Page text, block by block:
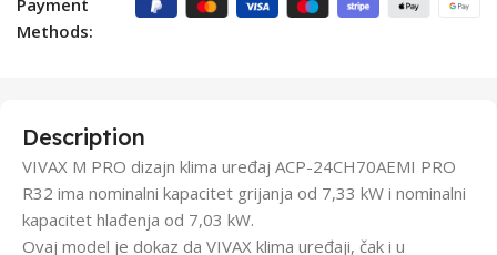
Payment
Methods:
Description
VIVAX M PRO dizajn klima uređaj ACP-24CH70AEMI PRO
R32 ima nominalni kapacitet grijanja od 7,33 kW i nominalni
kapacitet hlađenja od 7,03 kW.
Ovaj model je dokaz da VIVAX klima uređaji, čak i u